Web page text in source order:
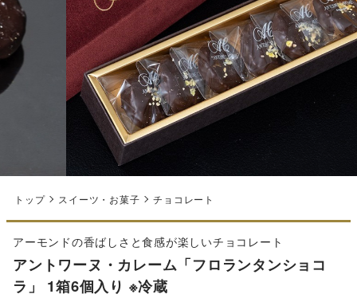
トップ スイーツ・お菓子 チョコレート
アーモンドの香ばしさと食感が楽しいチョコレート
アントワーヌ・カレーム「フロランタンショコ
ラ」 1箱6個入り ※冷蔵